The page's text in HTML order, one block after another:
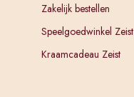
Zakelijk bestellen
Speelgoedwinkel Zeist
Kraamcadeau Zeist